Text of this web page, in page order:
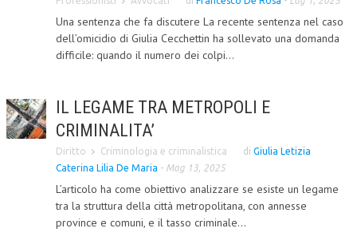
OBIETTIVI
DIREZIONE SCIENTIFICA
ARCHIVIO CORSI 2015
DIVENTA SOCIO
BROCHURE CE.S.E.D.
LA RIVISTA
Una sentenza che fa discutere La recente sentenza nel caso
dell’omicidio di Giulia Cecchettin ha sollevato una domanda
difficile: quando il numero dei colpi...
IL LEGAME TRA METROPOLI E
CRIMINALITA’
Diritto Criminologia e criminalistica di Giulia Letizia
Caterina Lilia De Maria - Mag 13, 2025
L’articolo ha come obiettivo analizzare se esiste un legame
tra la struttura della città metropolitana, con annesse
province e comuni, e il tasso criminale...